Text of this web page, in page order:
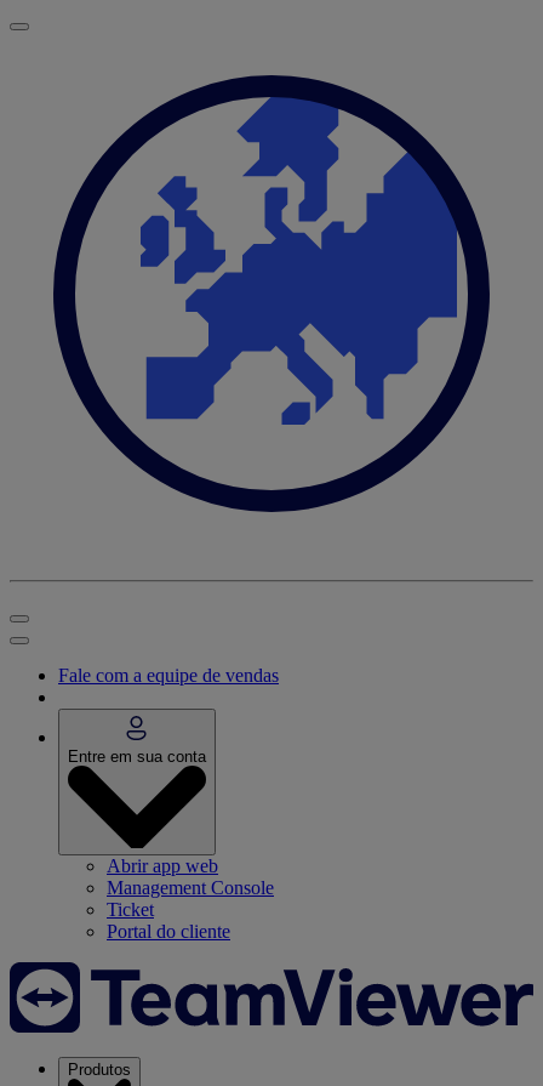
Fale com a equipe de vendas
Entre em sua conta
Abrir app web
Management Console
Ticket
Portal do cliente
Produtos